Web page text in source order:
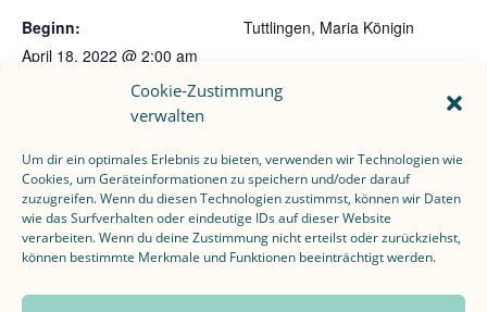
Cookie-Zustimmung
verwalten
Um dir ein optimales Erlebnis zu bieten, verwenden wir Technologien wie
Cookies, um Geräteinformationen zu speichern und/oder darauf
zuzugreifen. Wenn du diesen Technologien zustimmst, können wir Daten
wie das Surfverhalten oder eindeutige IDs auf dieser Website
verarbeiten. Wenn du deine Zustimmung nicht erteilst oder zurückziehst,
können bestimmte Merkmale und Funktionen beeinträchtigt werden.
Beginn:
April 18, 2022 @ 2:00 am
August 27, 2022 @ 4:49 pm
Tuttlingen, Maria Königin
Festmesse zum
Ostersonntag
Abschlusskonzert Meisterkurs Vesselina
Kasarova